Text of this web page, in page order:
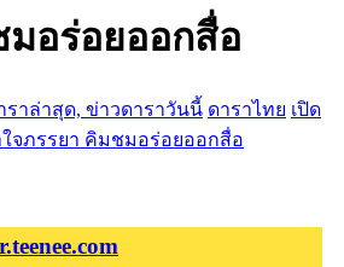
อร่อยออกสื่อ
ราล่าสุด, ข่าวดาราวันนี้ ดาราไทย เปิด
ใจภรรยา คิมชมอร่อยออกสื่อ